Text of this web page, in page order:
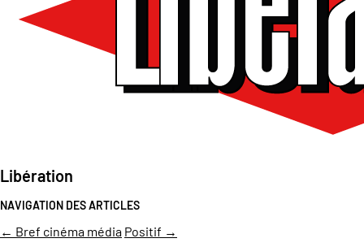
Libération
NAVIGATION DES ARTICLES
← Bref cinéma média Positif →